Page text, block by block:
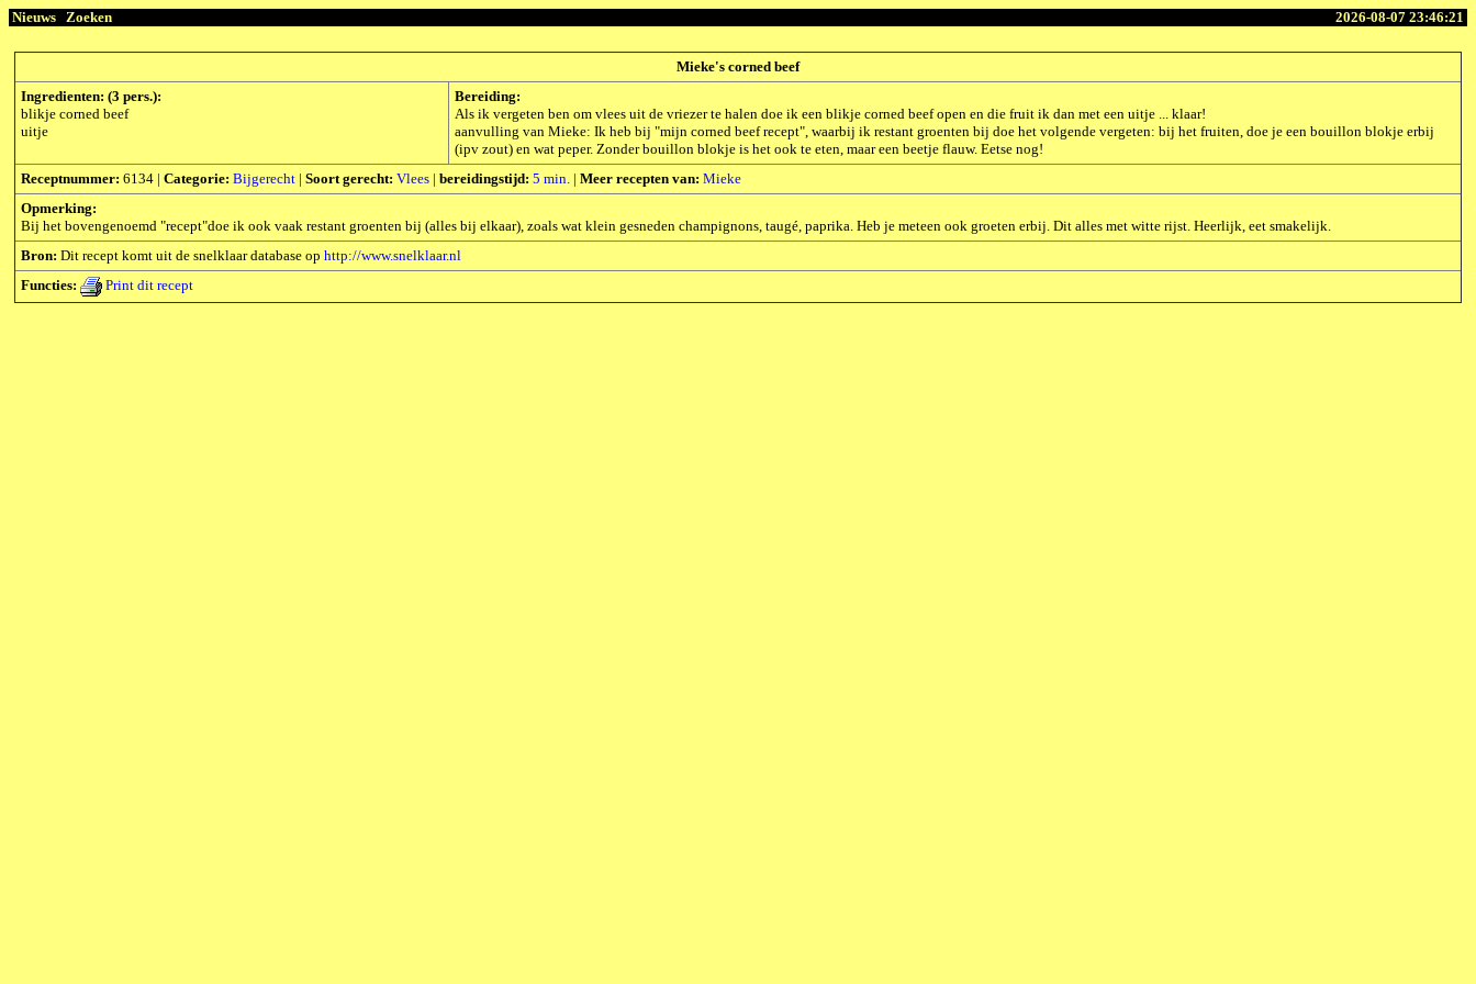
Nieuws Zoeken 2026-08-07 23:46:21
Mieke's corned beef
Ingredienten: (3 pers.):
blikje corned beef
uitje
Bereiding:
Als ik vergeten ben om vlees uit de vriezer te halen doe ik een blikje corned beef open en die fruit ik dan met een uitje ... klaar!
aanvulling van Mieke: Ik heb bij "mijn corned beef recept", waarbij ik restant groenten bij doe het volgende vergeten: bij het fruiten, doe je een bouillon blokje erbij
(ipv zout) en wat peper. Zonder bouillon blokje is het ook te eten, maar een beetje flauw. Eetse nog!
Receptnummer: 6134 | Categorie: Bijgerecht | Soort gerecht: Vlees | bereidingstijd: 5 min. | Meer recepten van: Mieke
Opmerking:
Bij het bovengenoemd "recept"doe ik ook vaak restant groenten bij (alles bij elkaar), zoals wat klein gesneden champignons, taugé, paprika. Heb je meteen ook groeten erbij. Dit alles met witte rijst. Heerlijk, eet smakelijk.
Bron: Dit recept komt uit de snelklaar database op http://www.snelklaar.nl
Functies:
Print dit recept